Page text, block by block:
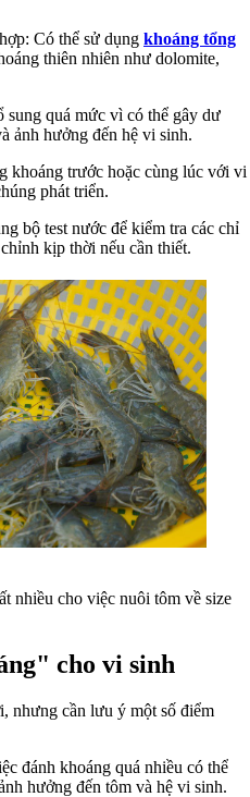
Có thể sử dụng khoáng tổng
thiên nhiên như dolomite,
quá mức vì có thể gây dư
ảnh hưởng đến hệ vi sinh.
khoáng trước hoặc cùng lúc với vi
phát triển.
bộ test nước để kiểm tra các chỉ
kịp thời nếu cần thiết.
nhiều cho việc nuôi tôm về size
cho vi sinh
nhưng cần lưu ý một số điểm
đánh khoáng quá nhiều có thể
hưởng đến tôm và hệ vi sinh.